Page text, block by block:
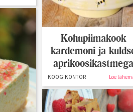
Kohupiimakook
kardemoni ja
aprikoosikastmega
KOOGIKONTOR Loe